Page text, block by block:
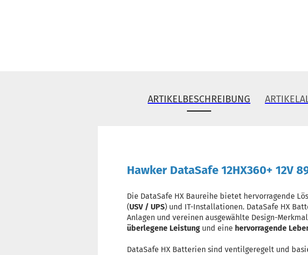
ARTIKELBESCHREIBUNG
Hawker DataSafe 12HX360+ 12V
Die DataSafe HX Baureihe bietet hervorragende
(USV / UPS) und IT-Installationen. DataSafe HX
Anlagen und vereinen ausgewählte Design-
überlegene Leistung und eine hervorragende
DataSafe HX Batterien sind ventilgeregelt und